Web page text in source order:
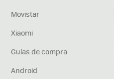
Movistar
Xiaomi
Guías de compra
Android